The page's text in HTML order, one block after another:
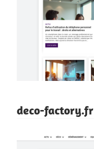
deco-factory.fr